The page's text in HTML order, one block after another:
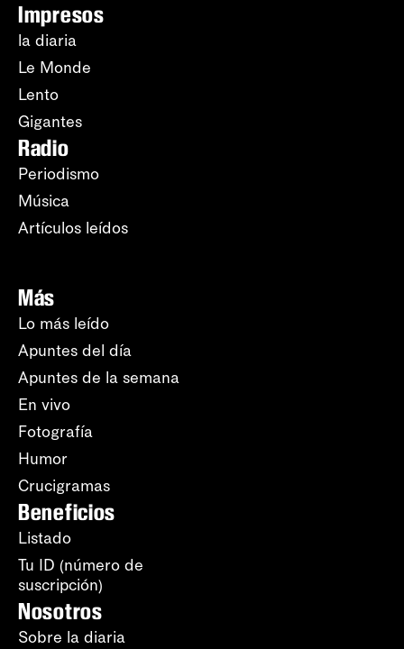
Impresos
la diaria
Le Monde
Lento
Gigantes
Radio
Periodismo
Música
Artículos leídos
Más
Lo más leído
Apuntes del día
Apuntes de la semana
En vivo
Fotografía
Humor
Crucigramas
Beneficios
Listado
Tu ID (número de
suscripción)
Nosotros
Sobre la diaria